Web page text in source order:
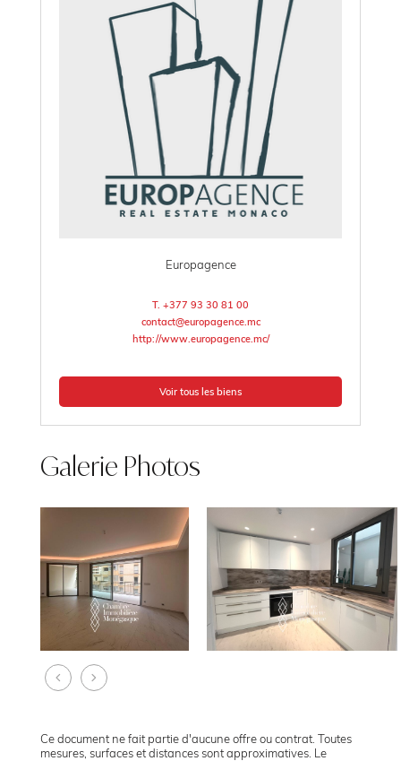
Europagence
T. +377 93 30 81 00
contact@europagence.mc
http://www.europagence.mc/
Voir tous les biens
Galerie Photos
Ce document ne fait partie d'aucune offre ou contrat. Toutes
mesures, surfaces et distances sont approximatives. Le